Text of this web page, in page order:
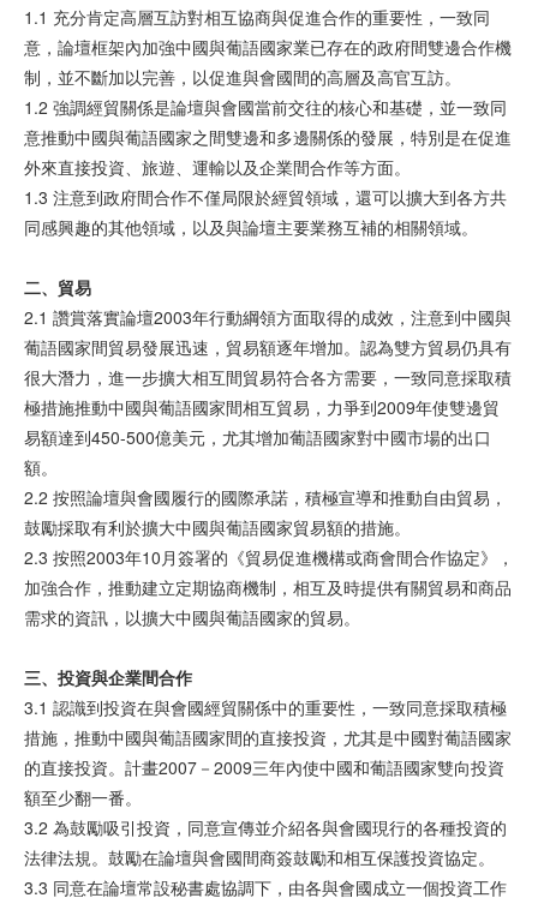
1.1 充分肯定高層互訪對相互協商與促進合作的重要性，一致同
意，論壇框架內加強中國與葡語國家業已存在的政府間雙邊合作機
制，並不斷加以完善，以促進與會國間的高層及高官互訪。
1.2 強調經貿關係是論壇與會國當前交往的核心和基礎，並一致同
意推動中國與葡語國家之間雙邊和多邊關係的發展，特別是在促進
外來直接投資、旅遊、運輸以及企業間合作等方面。
1.3 注意到政府間合作不僅局限於經貿領域，還可以擴大到各方共
同感興趣的其他領域，以及與論壇主要業務互補的相關領域。
二、 貿易
2.1 讚賞落實論壇2003年行動綱領方面取得的成效，注意到中國與
葡語國家間貿易發展迅速，貿易額逐年增加。認為雙方貿易仍具有
很大潛力，進一步擴大相互間貿易符合各方需要，一致同意採取積
極措施推動中國與葡語國家間相互貿易，力爭到2009年使雙邊貿
易額達到450-500億美元，尤其增加葡語國家對中國市場的出口
額。
2.2 按照論壇與會國履行的國際承諾，積極宣導和推動自由貿易，
鼓勵採取有利於擴大中國與葡語國家貿易額的措施。
2.3 按照2003年10月簽署的《貿易促進機構或商會間合作協定》，
加強合作，推動建立定期協商機制，相互及時提供有關貿易和商品
需求的資訊，以擴大中國與葡語國家的貿易。
三、投資與企業間合作
3.1 認識到投資在與會國經貿關係中的重要性，一致同意採取積極
措施，推動中國與葡語國家間的直接投資，尤其是中國對葡語國家
的直接投資。計畫2007－2009三年內使中國和葡語國家雙向投資
額至少翻一番。
3.2 為鼓勵吸引投資，同意宣傳並介紹各與會國現行的各種投資的
法律法規。鼓勵在論壇與會國間商簽鼓勵和相互保護投資協定。
3.3 同意在論壇常設秘書處協調下，由各與會國成立一個投資工作